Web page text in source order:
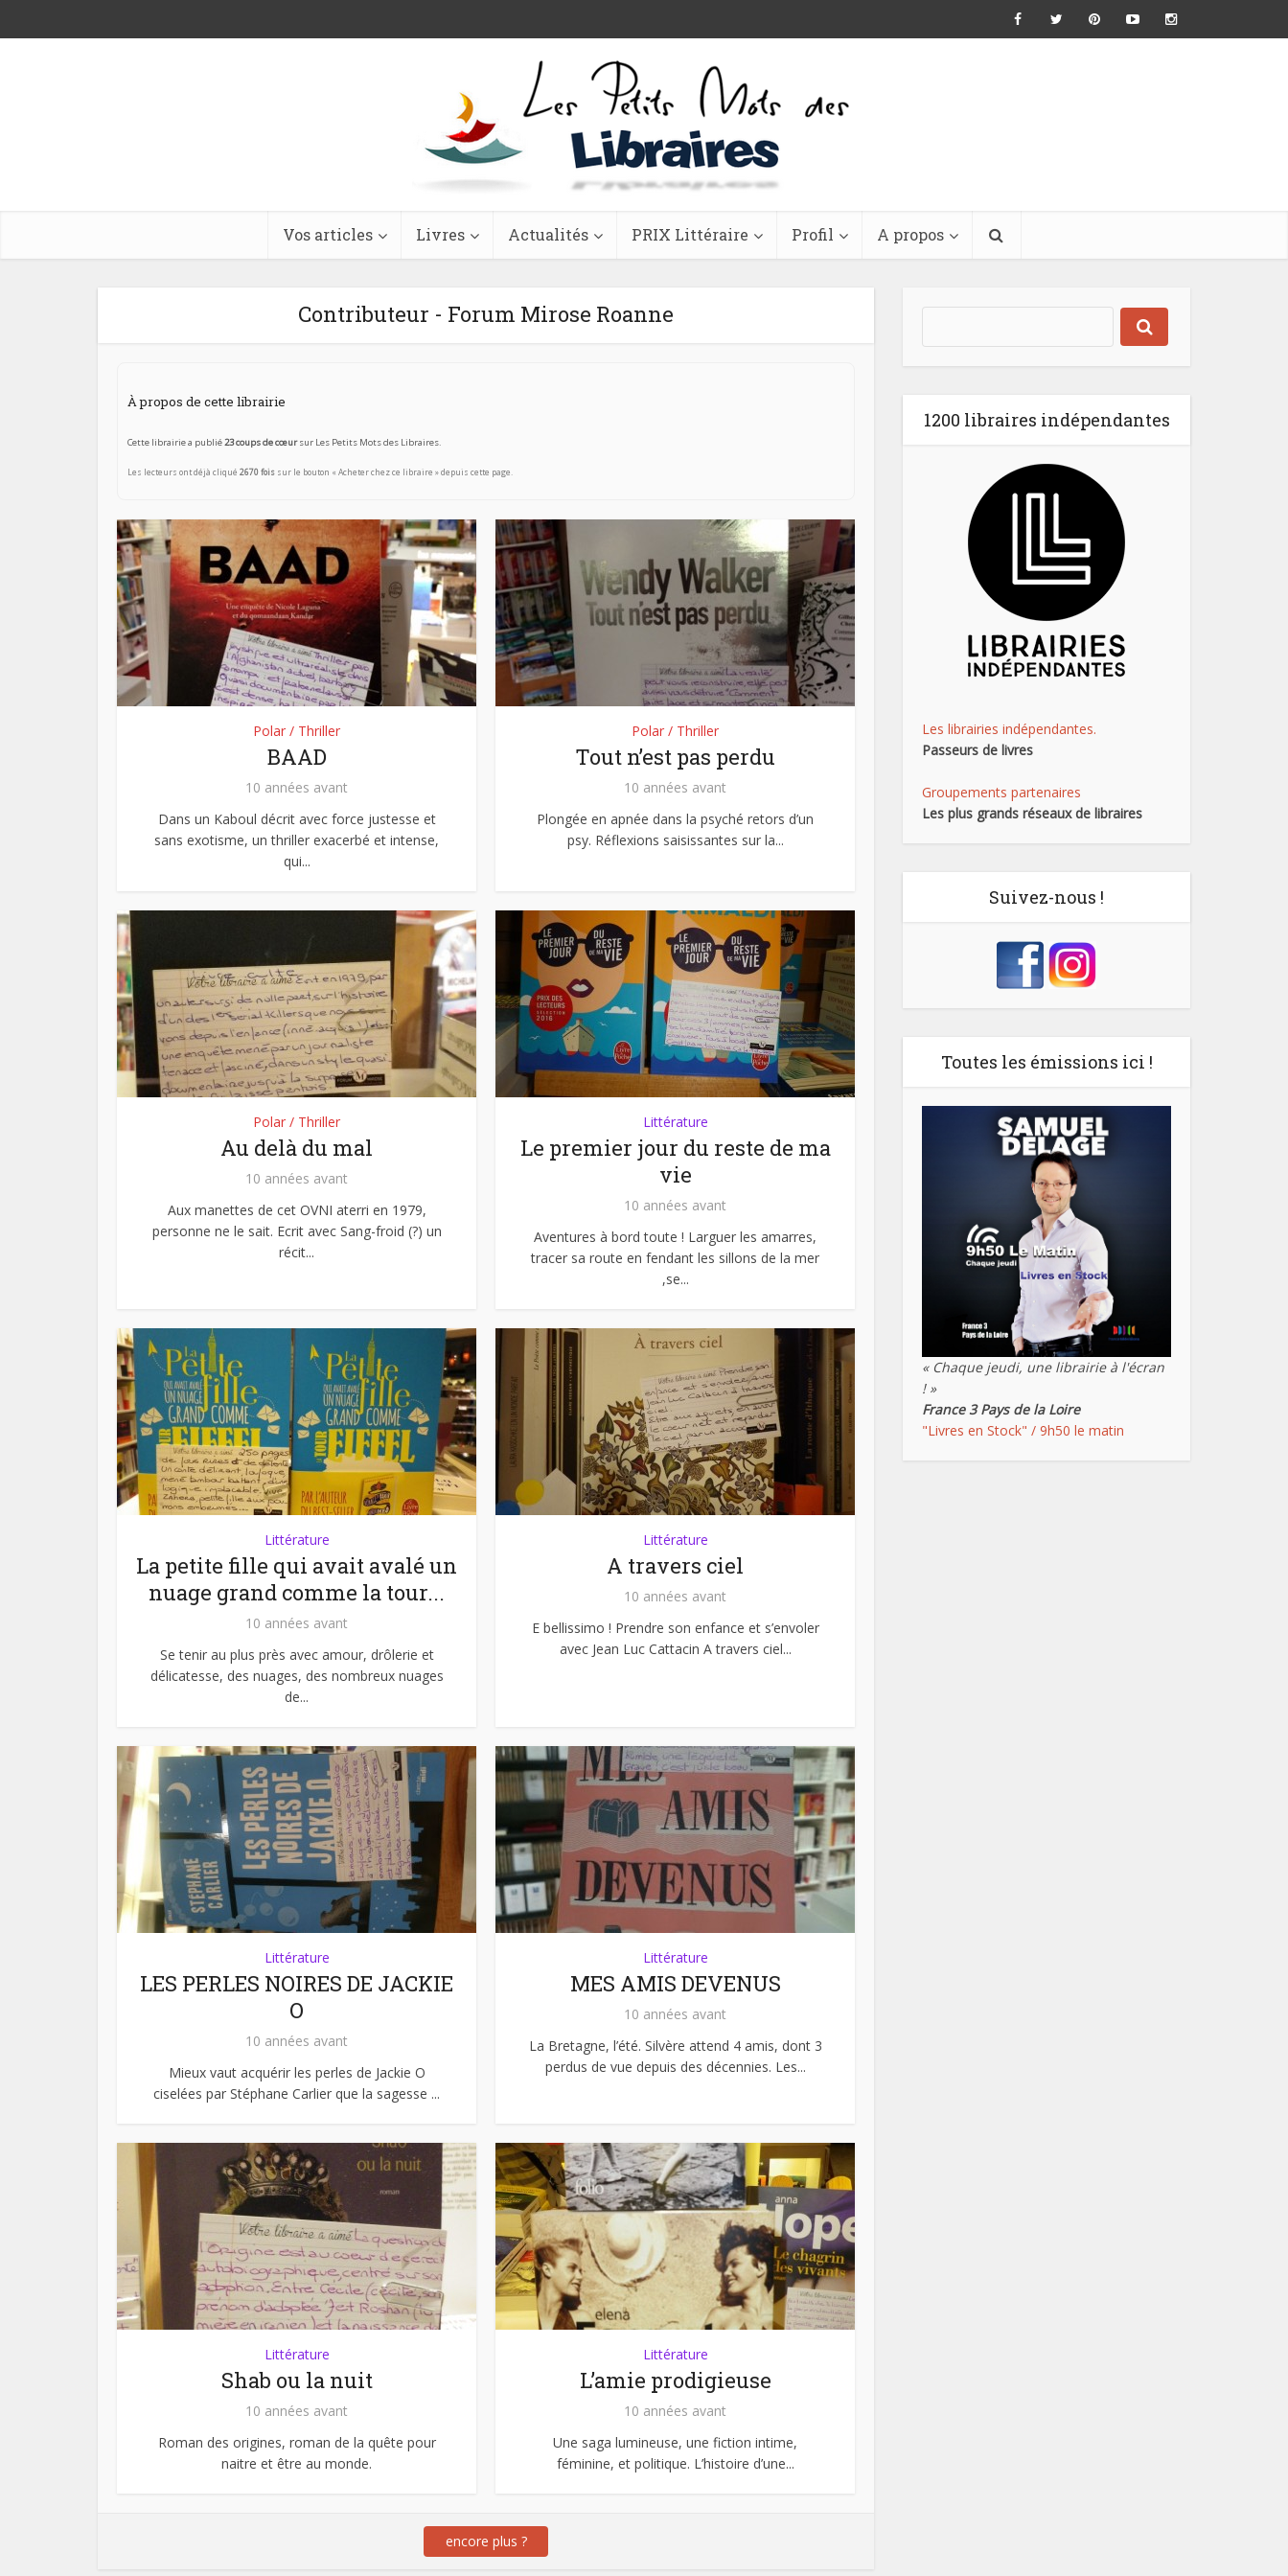
Vos articles Livres Actualités PRIX Littéraire Profil A propos
Contributeur - Forum Mirose Roanne
À propos de cette librairie
Cette librairie a publié23 coups de cœursur Les Petits Mots des Libraires.
Les lecteurs ont déjà cliqué 2670 fois sur le bouton « Acheter chez ce libraire » depuis cette page.
Polar / Thriller
BAAD
10 années avant
Dans un Kaboul décrit avec force justesse et
sans exotisme, un thriller exacerbé et intense,
qui...
Polar / Thriller
Tout n’est pas perdu
10 années avant
Plongée en apnée dans la psyché retors d’un
psy. Réflexions saisissantes sur la...
Polar / Thriller
Au delà du mal
10 années avant
Aux manettes de cet OVNI aterri en 1979,
personne ne le sait. Ecrit avec Sang-froid (?) un
récit...
Littérature
Le premier jour du reste de ma
vie
10 années avant
Aventures à bord toute ! Larguer les amarres,
tracer sa route en fendant les sillons de la mer
,se...
Littérature
La petite fille qui avait avalé un
nuage grand comme la tour...
10 années avant
Se tenir au plus près avec amour, drôlerie et
délicatesse, des nuages, des nombreux nuages
de...
Littérature
A travers ciel
10 années avant
E bellissimo ! Prendre son enfance et s’envoler
avec Jean Luc Cattacin A travers ciel...
Littérature
LES PERLES NOIRES DE JACKIE
O
10 années avant
Mieux vaut acquérir les perles de Jackie O
ciselées par Stéphane Carlier que la sagesse ...
Littérature
MES AMIS DEVENUS
10 années avant
La Bretagne, l’été. Silvère attend 4 amis, dont 3
perdus de vue depuis des décennies. Les...
Littérature
Shab ou la nuit
10 années avant
Roman des origines, roman de la quête pour
naitre et être au monde.
Littérature
L’amie prodigieuse
10 années avant
Une saga lumineuse, une fiction intime,
féminine, et politique. L’histoire d’une...
encore plus ?
1200 libraires indépendantes
Les librairies indépendantes.
Passeurs de livres
Groupements partenaires
Les plus grands réseaux de libraires
Suivez-nous !
Toutes les émissions ici !
« Chaque jeudi, une librairie à l'écran
! »
France 3 Pays de la Loire
"Livres en Stock" / 9h50 le matin